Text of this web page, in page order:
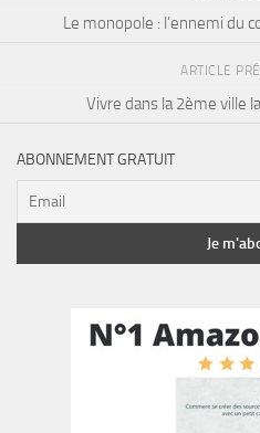
Le monopole : l’ennemi du
ARTICLE
Vivre dans la 2ème ville
ABONNEMENT GRATUIT